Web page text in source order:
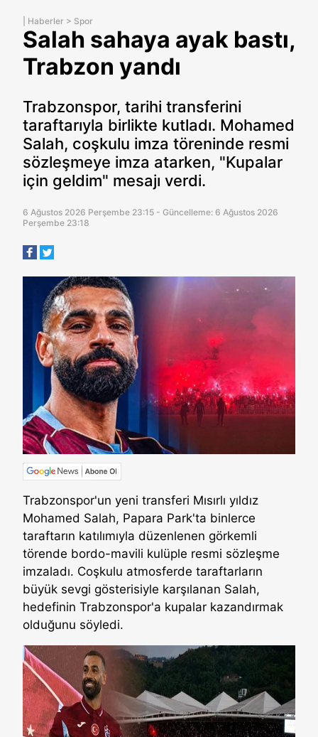
Haberler > Spor
Salah sahaya ayak bastı,
Trabzon yandı
Trabzonspor, tarihi transferini
taraftarıyla birlikte kutladı. Mohamed
Salah, coşkulu imza töreninde resmi
sözleşmeye imza atarken, "Kupalar
için geldim" mesajı verdi.
6 Ağustos 2026 Perşembe 23:15 - Güncelleme: 6 Ağustos 2026
Perşembe 23:18
Trabzonspor'un yeni transferi Mısırlı yıldız
Mohamed Salah, Papara Park'ta binlerce
taraftarın katılımıyla düzenlenen görkemli
törende bordo-mavili kulüple resmi sözleşme
imzaladı. Coşkulu atmosferde taraftarların
büyük sevgi gösterisiyle karşılanan Salah,
hedefinin Trabzonspor'a kupalar kazandırmak
olduğunu söyledi.